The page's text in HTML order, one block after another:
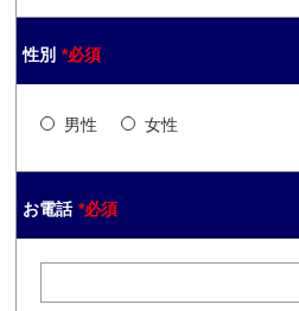
性別 *必須
男性 女性
お電話 *必須